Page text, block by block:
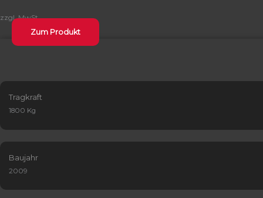
zzgl. MwSt.
Zum Produkt
Tragkraft
1800 Kg
Baujahr
2009